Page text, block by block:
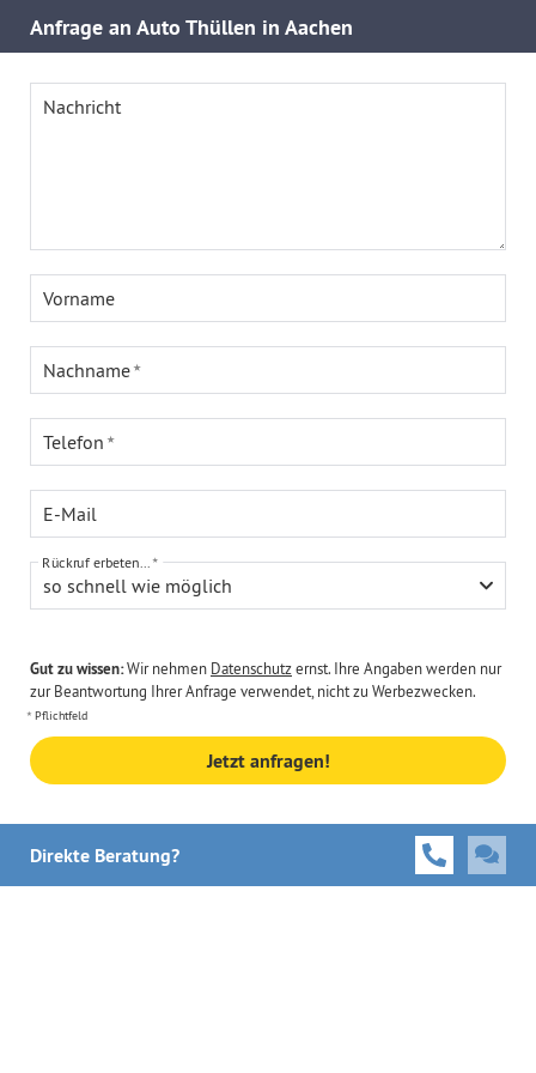
Anfrage an Auto Thüllen in Aachen
Nachricht
Vorname
Nachname
Telefon
E-Mail
so schnell wie möglich
Rückruf erbeten...
Gut zu wissen:Wir nehmen Datenschutzernst. Ihre Angaben werden nur
zur Beantwortung Ihrer Anfrage verwendet, nicht zu Werbezwecken.
Pflichtfeld
Jetzt anfragen!
Direkte Beratung?